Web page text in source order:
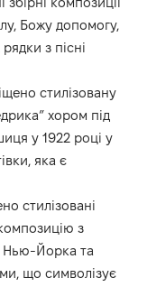
Божу допомогу,
з пісні
стилізовану
хором під
у 1922 році у
яка є
стилізовані
з
Нью-Йорка та
що символізує